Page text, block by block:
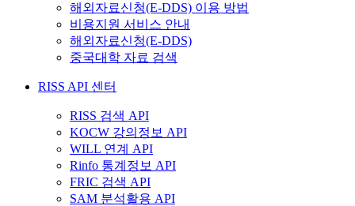
해외자료신청(E-DDS) 이용 방법
비용지원 서비스 안내
해외자료신청(E-DDS)
중국대학 자료 검색
RISS API 센터
RISS 검색 API
KOCW 강의정보 API
WILL 연계 API
Rinfo 통계정보 API
FRIC 검색 API
SAM 분석활용 API